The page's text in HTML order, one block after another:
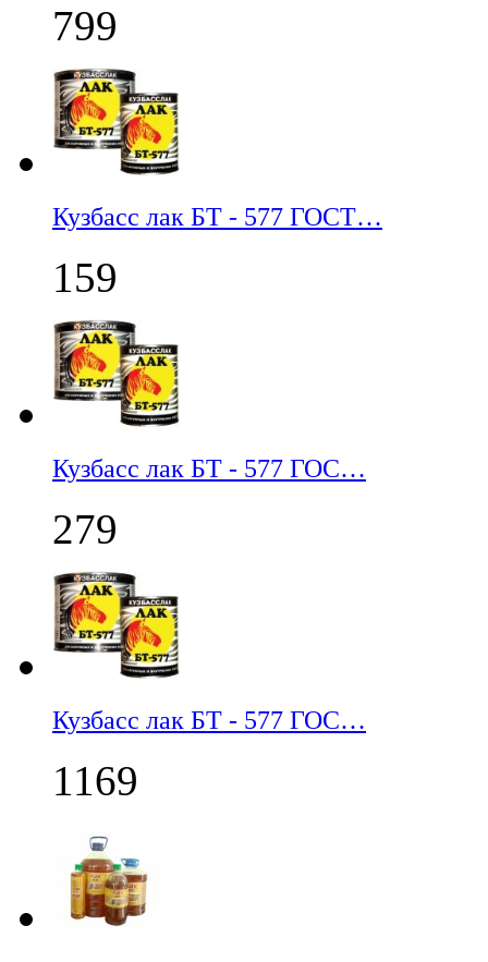
799
Кузбасс лак БТ - 577 ГОСТ…
159
Кузбасс лак БТ - 577 ГОС…
279
Кузбасс лак БТ - 577 ГОС…
1169